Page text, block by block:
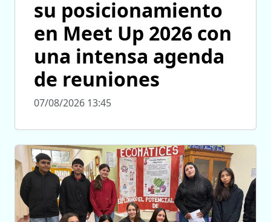
su posicionamiento
en Meet Up 2026 con
una intensa agenda
de reuniones
07/08/2026 13:45